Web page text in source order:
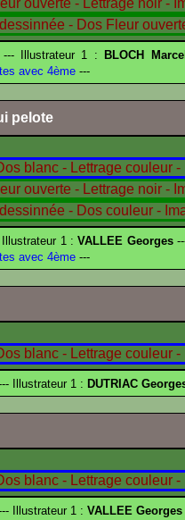
Illustrateur 1 :
BLOCH
avec 4ème ---
pelote
1 :VALLEE Georges
avec 4ème ---
Illustrateur 1 : DUTRIAC
Illustrateur 1 : VALLEE Georges